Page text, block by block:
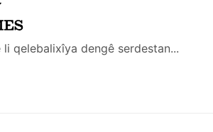
qelebalixîya dengê serdestan...